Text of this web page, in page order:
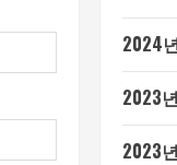
2024
2023
2023